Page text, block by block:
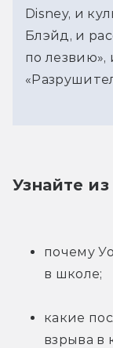
Disney, и
Блэйд, и
по лезвию»,
Узнайте
почему
в школе;
какие
взрыва в